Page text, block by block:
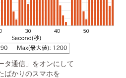
タ通信」をオンにして
ばかりのスマホを